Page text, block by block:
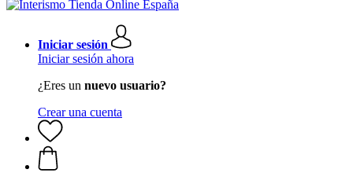
Iniciar sesión
Iniciar sesión ahora
¿Eres un nuevo usuario?
Crear una cuenta